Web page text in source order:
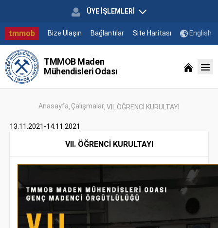
ÜYE İŞLEMLERİ
tmmob Bize Ulaşın Bağlantılar Site Haritası English
TMMOB Maden
Mühendisleri Odası
Anasayfa Çalışmalar VII. ÖĞRENCİ KURULTAYI
13.11.2021-14.11.2021
VII. ÖĞRENCİ KURULTAYI